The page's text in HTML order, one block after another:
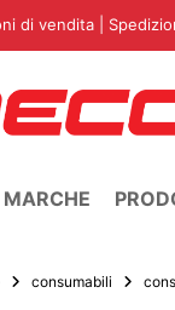
di vendita |
MARCHE
consumabili